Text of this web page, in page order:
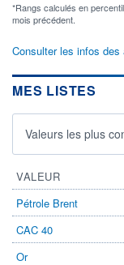
*Rangs calculés en
mois précédent.
Consulter les infos des
MES LISTES
Valeurs les plus
VALEUR
Pétrole Brent
CAC 40
Or